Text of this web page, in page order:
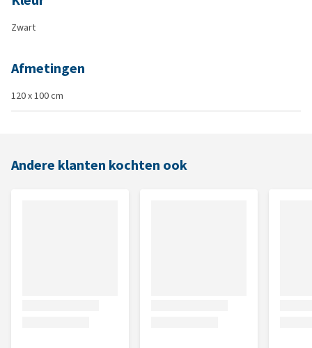
Zwart
Afmetingen
120 x 100 cm
Andere klanten kochten ook